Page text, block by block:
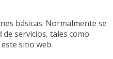
básicas. Normalmente se
servicios, tales como
sitio web.